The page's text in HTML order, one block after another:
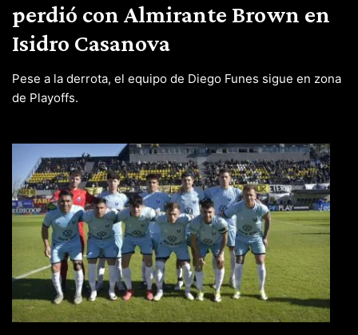
perdió con Almirante Brown en
Isidro Casanova
Pese a la derrota, el equipo de Diego Funes sigue en zona
de Playoffs.